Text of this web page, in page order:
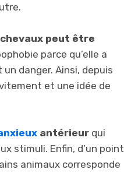
peut être
parce qu’elle a
danger. Ainsi, depuis
et une idée de
antérieur qui
stimuli. Enfin, d’un point
animaux corresponde